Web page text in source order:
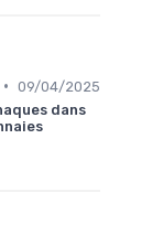
• 09/04/2025
dans